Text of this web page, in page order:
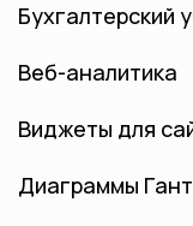
Бухгалтерский
Веб-аналитика
Виджеты для
Диаграммы